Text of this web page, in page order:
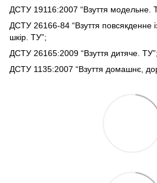
ДСТУ 19116:2007 “Взуття модельне.
ДСТУ 26166-84 “Взуття повсякденне
шкір. ТУ”;
ДСТУ 26165:2009 “Взуття дитяче. ТУ”;
ДСТУ 1135:2007 “Взуття домашнє,